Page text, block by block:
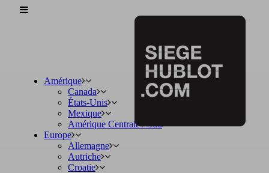
Amérique
Canada
États-Unis
Mexique
Amérique Centrale / Sud
Europe
Allemagne
Autriche
Croatie